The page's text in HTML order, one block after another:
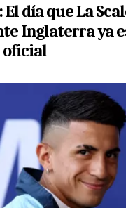
día que La
Inglaterra ya
oficial